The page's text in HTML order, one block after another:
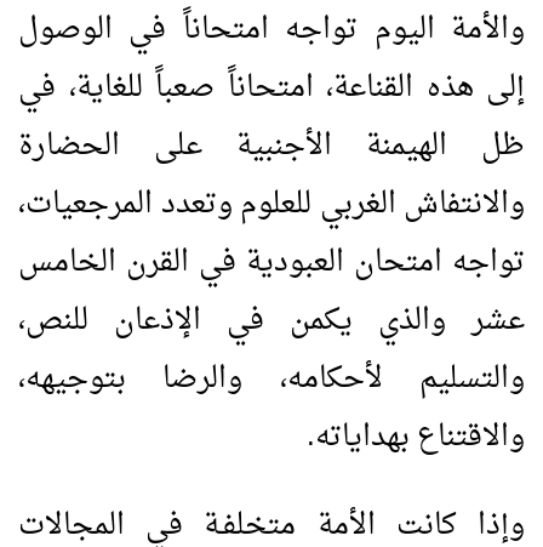
والأمة اليوم تواجه امتحاناً في الوصول
إلى هذه القناعة، امتحاناً صعباً للغاية، في
ظل الهيمنة الأجنبية على الحضارة
والانتفاش الغربي للعلوم وتعدد المرجعيات،
تواجه امتحان العبودية في القرن الخامس
عشر والذي يكمن في الإذعان للنص،
والتسليم لأحكامه، والرضا بتوجيهه،
والاقتناع بهداياته.
وإذا كانت الأمة متخلفـة في المجالات